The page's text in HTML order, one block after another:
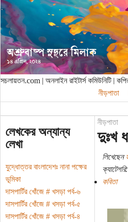
সচলায়তন.com | অনলাইন রাইটার্স কমিউনিটি |
নীড়পাতা
লেখকের অন্যান্য
লেখা
যুদ্ধোত্তর বাংলাদেশঃ নানা পক্ষের
ভূমিকা
দাসপার্টির খোঁজে # খসড়া পর্ব-৬
দাসপার্টির খোঁজে # খসড়া পর্ব-৫
দাসপার্টির খোঁজে # খসড়া পর্ব-৪
নীড়পাতা
দুঃখ
লিখেছেন
ক্যাটেগরি:
কবিতা